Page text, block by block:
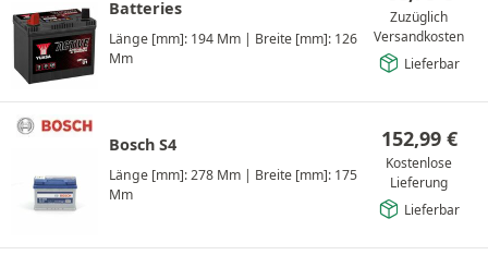
Batteries
Länge [mm]: 194 Mm | Breite [mm]: 126
Mm
Zuzüglich
Versandkosten
Lieferbar
Bosch S4
Länge [mm]: 278 Mm | Breite [mm]: 175
Mm
152,99 €
Kostenlose
Lieferung
Lieferbar